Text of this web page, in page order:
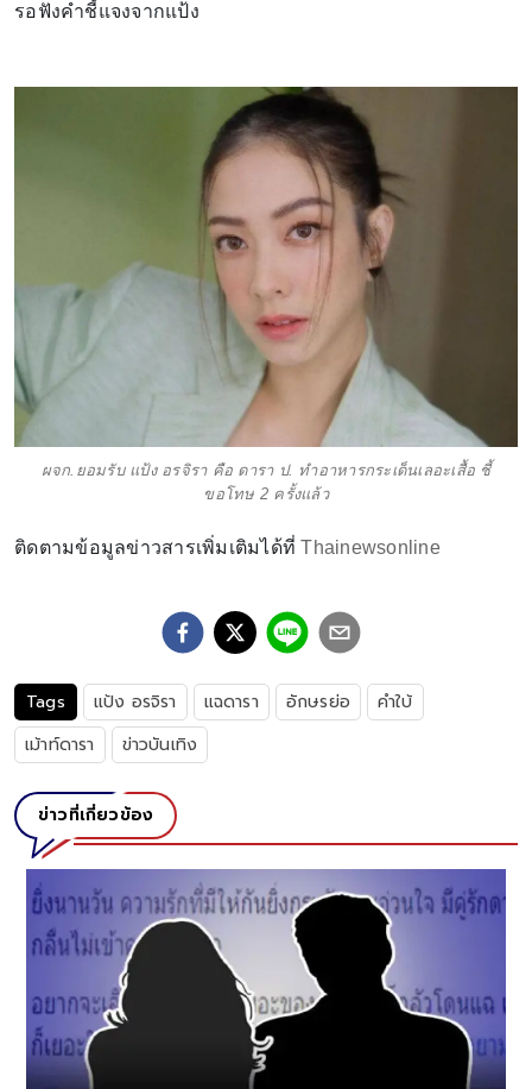
รอฟังคำชี้แจงจากแป้ง
ผจก.ยอมรับ แป้ง อรจิรา คือ ดารา ป. ทำอาหารกระเด็นเลอะเสื้อ ชี้
ขอโทษ 2 ครั้งแล้ว
ติดตามข้อมูลข่าวสารเพิ่มเติมได้ที่ Thainewsonline
Tags แป้ง อรจิรา แฉดารา อักษรย่อ
คำใบ้
เม้าท์ดารา
ข่าวบันเทิง
ข่าวที่เกี่ยวข้อง